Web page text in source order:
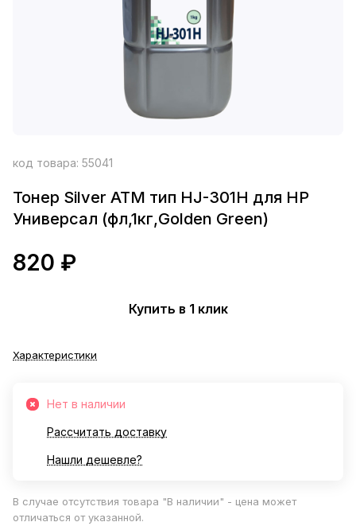
код товара: 55041
Тонер Silver ATM тип HJ-301H для HP
Универсал (фл,1кг,Golden Green)
820 ₽
Купить в 1 клик
Характеристики
Нет в наличии
Рассчитать доставку
Нашли дешевле?
В случае отсутствия товара "В наличии" - цена может
отличаться от указанной.